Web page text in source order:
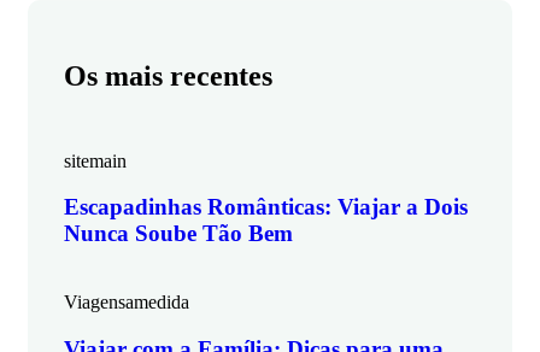
Os mais recentes
sitemain
Escapadinhas Românticas: Viajar a Dois
Nunca Soube Tão Bem
Viagensamedida